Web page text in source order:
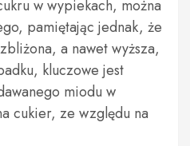
w wypiekach, można
pamiętając jednak, że
a nawet wyższa,
kluczowe jest
miodu w
cukier, ze względu na